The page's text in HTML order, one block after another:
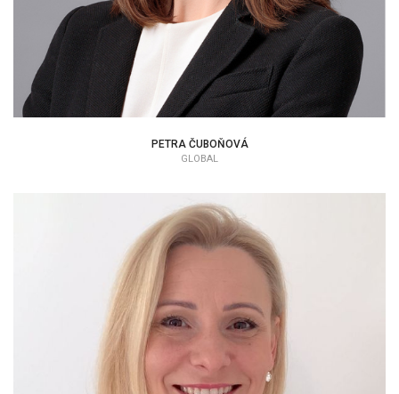
PETRA ČUBOŇOVÁ
GLOBAL
ALEKSANDRA KALEZIČ
EAP KONZULTANT